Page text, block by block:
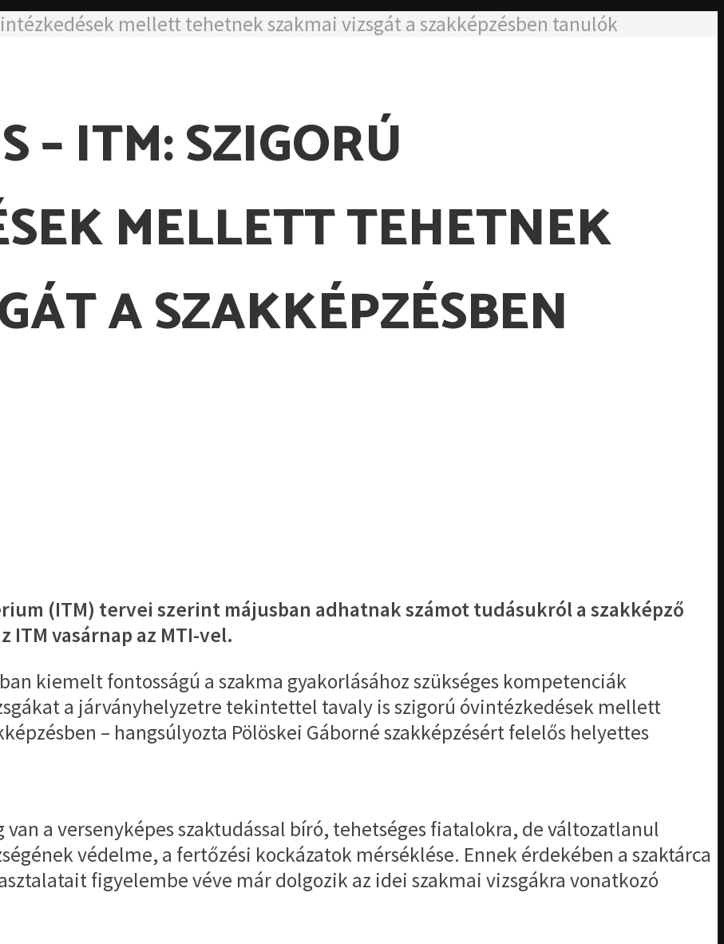
mellett tehetnek szakmai vizsgát a szakképzésben tanulók
– ITM: SZIGORÚ
MELLETT TEHETNEK
A SZAKKÉPZÉSBEN
(ITM) tervei szerint májusban adhatnak számot tudásukról a szakképző
vasárnap az MTI-vel.
kiemelt fontosságú a szakma gyakorlásához szükséges kompetenciák
a járványhelyzetre tekintettel tavaly is szigorú óvintézkedések mellett
– hangsúlyozta Pölöskei Gáborné szakképzésért felelős helyettes
van a versenyképes szaktudással bíró, tehetséges fiatalokra, de változatlanul
védelme, a fertőzési kockázatok mérséklése. Ennek érdekében a szaktárca
figyelembe véve már dolgozik az idei szakmai vizsgákra vonatkozó